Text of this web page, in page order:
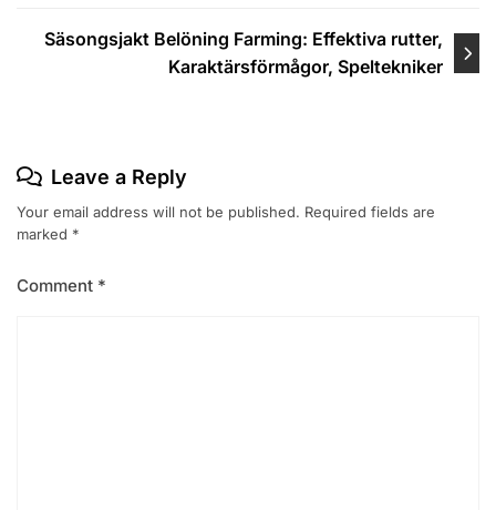
Säsongsjakt Belöning Farming: Effektiva rutter,
Karaktärsförmågor, Speltekniker
Leave a Reply
Your email address will not be published. Required fields are
marked *
Comment *